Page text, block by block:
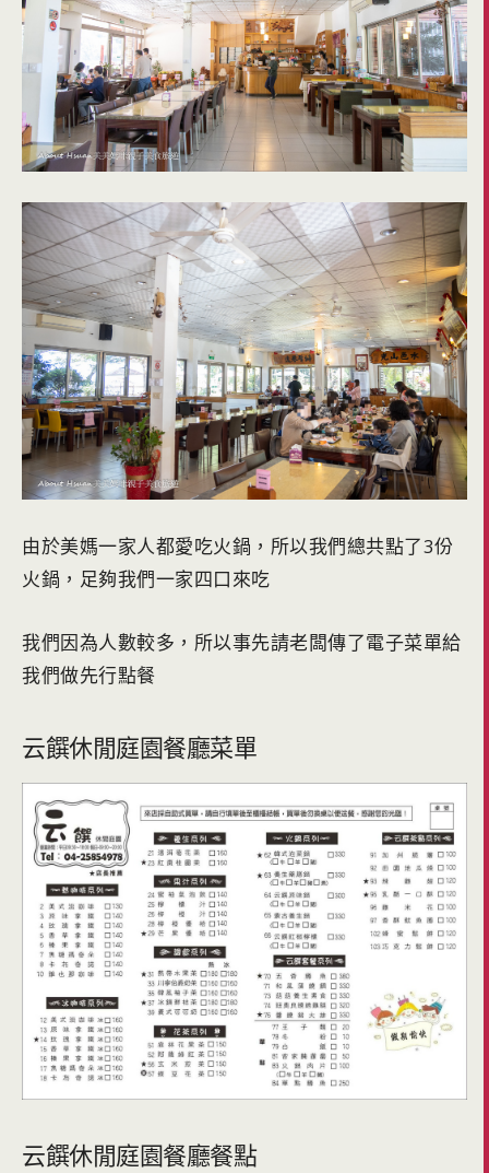
由於美媽一家人都愛吃火鍋，所以我們總共點了3份
火鍋，足夠我們一家四口來吃
我們因為人數較多，所以事先請老闆傳了電子菜單給
我們做先行點餐
云饌休閒庭園餐廳菜單
云饌休閒庭園餐廳餐點